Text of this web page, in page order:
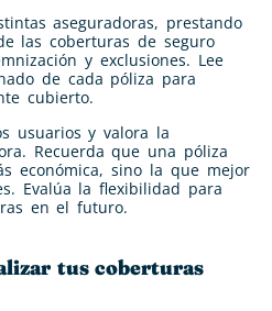
aseguradoras, prestando
las coberturas de seguro
y exclusiones. Lee
de cada póliza para
cubierto.
usuarios y valora la
Recuerda que una póliza
económica, sino la que mejor
Evalúa la flexibilidad para
en el futuro.
tus coberturas